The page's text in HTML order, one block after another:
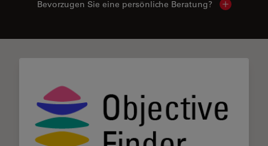
Bevorzugen Sie eine persönliche Beratung? Show